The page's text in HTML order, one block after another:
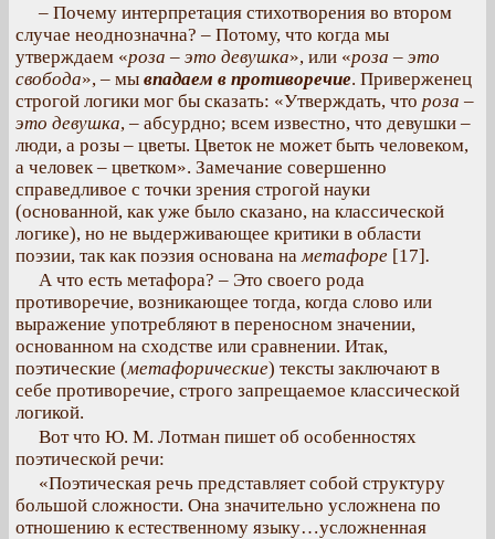
– Почему интерпретация стихотворения во втором
случае неоднозначна? – Потому, что когда мы
утверждаем «роза – это девушка», или «роза – это
свобода», – мы впадаем в противоречие. Приверженец
строгой логики мог бы сказать: «Утверждать, что роза –
это девушка, – абсурдно; всем известно, что девушки –
люди, а розы – цветы. Цветок не может быть человеком,
а человек – цветком». Замечание совершенно
справедливое с точки зрения строгой науки
(основанной, как уже было сказано, на классической
логике), но не выдерживающее критики в области
поэзии, так как поэзия основана наметафоре [17].
А что есть метафора? – Это своего рода
противоречие, возникающее тогда, когда слово или
выражение употребляют в переносном значении,
основанном на сходстве или сравнении. Итак,
поэтические (метафорические) тексты заключают в
себе противоречие, строго запрещаемое классической
логикой.
Вот что Ю. М. Лотман пишет об особенностях
поэтической речи:
«Поэтическая речь представляет собой структуру
большой сложности. Она значительно усложнена по
отношению к естественному языку…усложненная